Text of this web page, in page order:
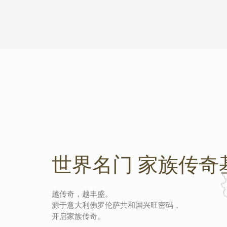
世界名门 家族传奇
越传奇，越丰盛。
源于意大利佛罗伦萨共和国兴旺密码，
开启家族传奇。